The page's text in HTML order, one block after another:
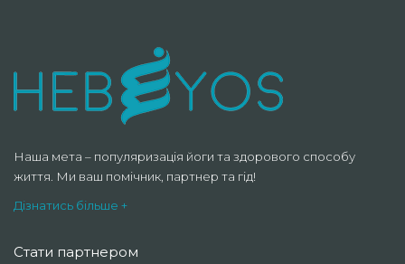
Наша мета – популяризація йоги та здорового способу
життя. Ми ваш помічник, партнер та гід!
Дізнатись більше +
Стати партнером